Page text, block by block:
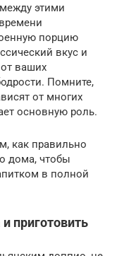
этими
порцию
вкус и
ваших
Помните,
от многих
основную роль.
как правильно
дома, чтобы
в полной
приготовить